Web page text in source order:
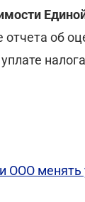
об
ООО менять